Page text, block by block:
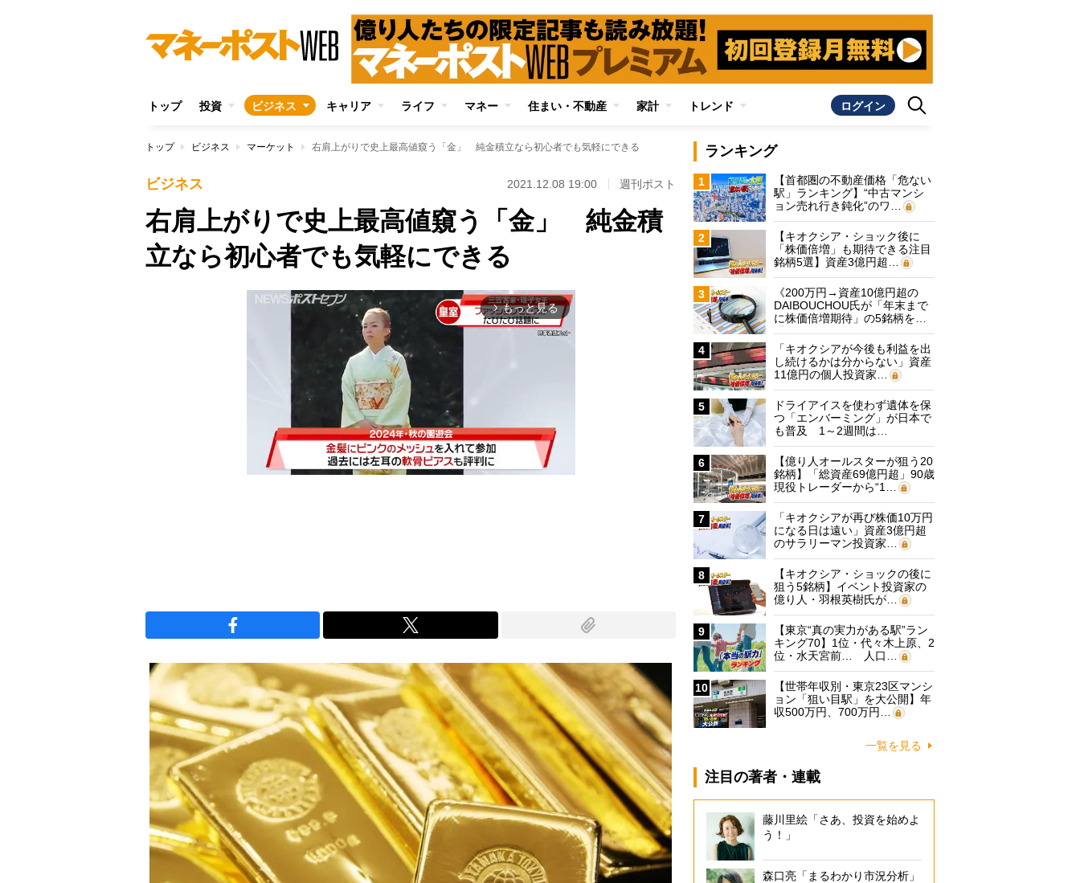
トップ 投資 ビジネス キャリア ライフ マネー 住まい・不動産 家計 トレンド ログイン
トップ ビジネス マーケット 右肩上がりで史上最高値窺う「金」 純金積立なら初心者でも気軽にできる
ビジネス 2021.12.08 19:00 週刊ポスト
右肩上がりで史上最高値窺う「金」 純金積
立なら初心者でも気軽にできる
arrow_forward_ios もっと見る
ランキング
1
【首都圏の不動産価格「危ない
駅」ランキング】“中古マンシ
ョン売れ行き鈍化”のワ…
2
【キオクシア・ショック後に
「株価倍増」も期待できる注目
銘柄5選】資産3億円超…
3
《200万円→資産10億円超の
DAIBOUCHOU氏が「年末まで
に株価倍増期待」の5銘柄を…
4
「キオクシアが今後も利益を出
し続けるかは分からない」資産
11億円の個人投資家…
5
ドライアイスを使わず遺体を保
つ「エンバーミング」が日本で
も普及 1～2週間は…
6
【億り人オールスターが狙う20
銘柄】「総資産69億円超」90歳
現役トレーダーから“1…
7
「キオクシアが再び株価10万円
になる日は遠い」資産3億円超
のサラリーマン投資家…
8
【キオクシア・ショックの後に
狙う5銘柄】イベント投資家の
億り人・羽根英樹氏が…
9
【東京“真の実力がある駅”ラン
キング70】1位・代々木上原、2
位・水天宮前… 人口…
10
【世帯年収別・東京23区マンシ
ョン「狙い目駅」を大公開】年
収500万円、700万円…
一覧を見る
注目の著者・連載
藤川里絵「さあ、投資を始めよ
う！」
森口亮「まるわかり市況分析」